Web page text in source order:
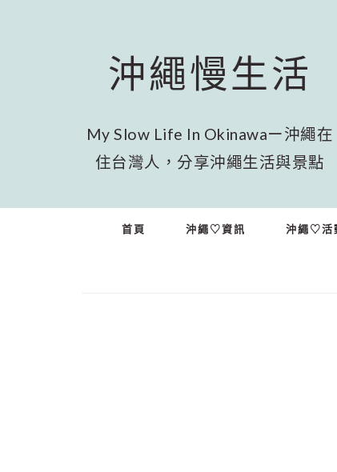
沖繩慢生活
My Slow Life In Okinawaー沖繩在
住台灣人，分享沖繩生活與景點
首頁 沖繩♡資訊 沖繩♡活